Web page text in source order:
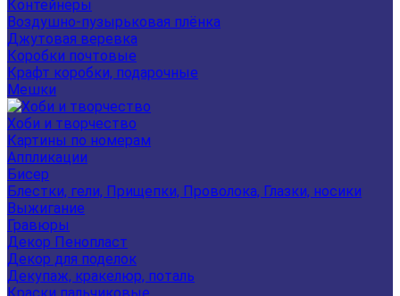
Контейнеры
Воздушно-пузырьковая плёнка
Джутовая веревка
Коробки почтовые
Крафт коробки, подарочные
Мешки
Хоби и творчество
Картины по номерам
Аппликации
Бисер
Блестки, гели, Прищепки, Проволока, Глазки, носики
Выжигание
Гравюры
Декор Пенопласт
Декор для поделок
Декупаж, кракелюр, поталь